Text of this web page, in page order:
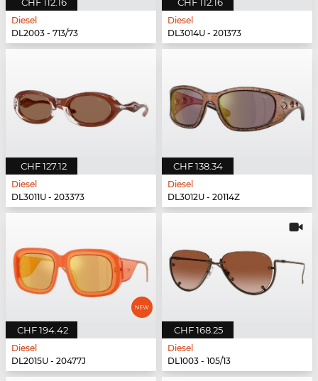
Diesel
DL2003 - 713/73
Diesel
DL3014U - 201373
CHF 127.12
Diesel
DL3011U - 203373
CHF 138.34
Diesel
DL3012U - 20114Z
CHF 194.42
Diesel
DL2015U - 20477J
CHF 168.25
Diesel
DL1003 - 105/13